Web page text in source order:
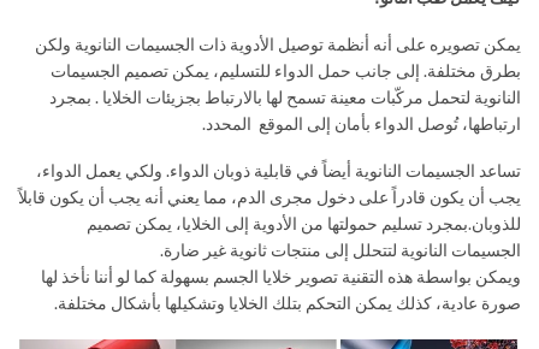
يمكن تصويره على أنه أنظمة توصيل الأدوية ذات الجسيمات النانوية ولكن
بطرق مختلفة. إلى جانب حمل الدواء للتسليم، يمكن تصميم الجسيمات
النانوية لتحمل مركّبات معينة تسمح لها بالارتباط بجزيئات الخلايا . بمجرد
ارتباطها، تُوصل الدواء بأمان إلى الموقع المحدد.
تساعد الجسيمات النانوية أيضاً في قابلية ذوبان الدواء. ولكي يعمل الدواء،
يجب أن يكون قادراً على دخول مجرى الدم، مما يعني أنه يجب أن يكون قابلاً
للذوبان.بمجرد تسليم حمولتها من الأدوية إلى الخلايا، يمكن تصميم
الجسيمات النانوية لتتحلل إلى منتجات ثانوية غير ضارة.
ويمكن بواسطة هذه التقنية تصوير خلايا الجسم بسهولة كما لو أننا نأخذ لها
صورة عادية، كذلك يمكن التحكم بتلك الخلايا وتشكيلها بأشكال مختلفة.